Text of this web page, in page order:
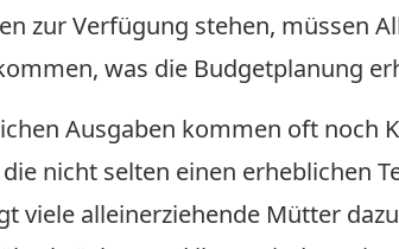
zur Verfügung stehen, müssen
was die Budgetplanung
Ausgaben kommen oft noch
nicht selten einen erheblichen
viele alleinerziehende Mütter